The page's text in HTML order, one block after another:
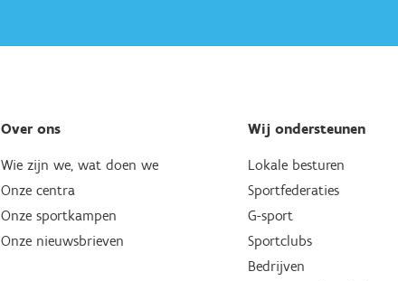
Over ons
Wie zijn we, wat doen we
Onze centra
Onze sportkampen
Onze nieuwsbrieven
Wij ondersteunen
Lokale besturen
Sportfederaties
G-sport
Sportclubs
Bedrijven